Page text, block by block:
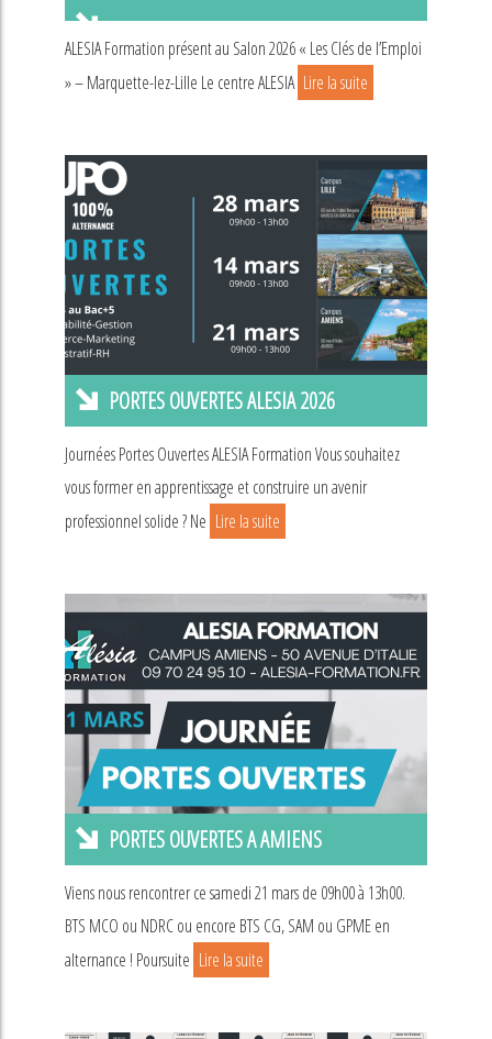
ALESIA Formation présent au Salon 2026 « Les Clés de l’Emploi
» – Marquette-lez-Lille Le centre ALESIA Lire la suite
PORTES OUVERTES ALESIA 2026
Journées Portes Ouvertes ALESIA Formation Vous souhaitez
vous former en apprentissage et construire un avenir
professionnel solide ? Ne Lire la suite
PORTES OUVERTES A AMIENS
Viens nous rencontrer ce samedi 21 mars de 09h00 à 13h00.
BTS MCO ou NDRC ou encore BTS CG, SAM ou GPME en
alternance ! Poursuite Lire la suite